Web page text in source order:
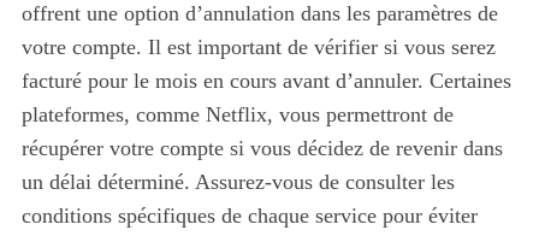
offrent une option d’annulation dans les paramètres de
votre compte. Il est important de vérifier si vous serez
facturé pour le mois en cours avant d’annuler. Certaines
plateformes, comme Netflix, vous permettront de
récupérer votre compte si vous décidez de revenir dans
un délai déterminé. Assurez-vous de consulter les
conditions spécifiques de chaque service pour éviter